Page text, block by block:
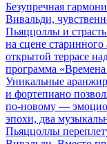
Безупречная
Вивальди,
Пьяццоллы и
на сцене
открытой террасе
программа
Уникальные
и фортепиано
по-новому —
эпохи, два
Пьяццоллы